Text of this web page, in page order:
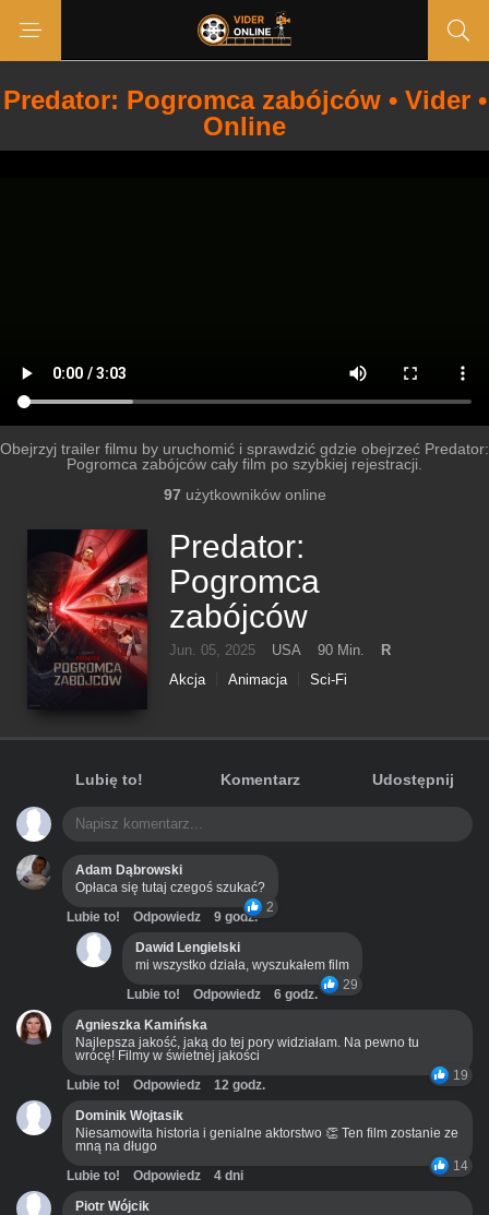
Predator: Pogromca zabójców • Vider •
Online
Obejrzyj trailer filmu by uruchomić i sprawdzić gdzie obejrzeć Predator:
Pogromca zabójców cały film po szybkiej rejestracji.
97 użytkowników online
Predator:
Pogromca
zabójców
Jun. 05, 2025 USA 90 Min.
R
Akcja
Animacja Sci-Fi
Lubię to! Komentarz Udostępnij
Adam Dąbrowski
Opłaca się tutaj czegoś szukać?
2
Lubie to! Odpowiedz
9 godz.
Dawid Lengielski
mi wszystko działa, wyszukałem film
29
Lubie to! Odpowiedz
6 godz.
Agnieszka Kamińska
Najlepsza jakość, jaką do tej pory widziałam. Na pewno tu
wrócę! Filmy w świetnej jakości
19
Lubie to! Odpowiedz
12 godz.
Dominik Wojtasik
Niesamowita historia i genialne aktorstwo 👏 Ten film zostanie ze
mną na długo
14
Lubie to! Odpowiedz
4 dni
Piotr Wójcik